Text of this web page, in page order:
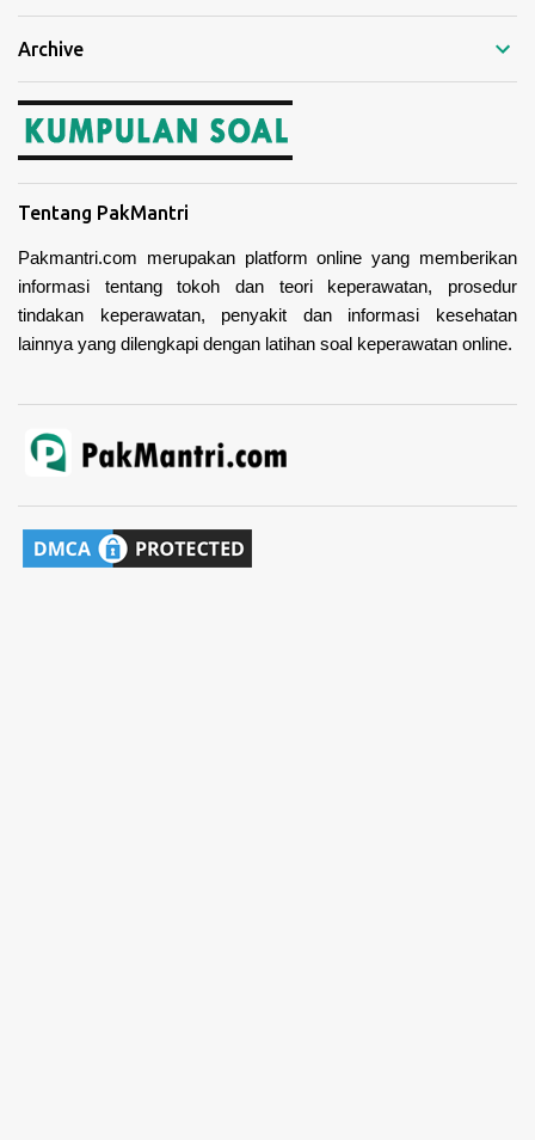
Archive
Tentang PakMantri
Pakmantri.com merupakan platform online yang memberikan
informasi tentang tokoh dan teori keperawatan, prosedur
tindakan keperawatan, penyakit dan informasi kesehatan
lainnya yang dilengkapi dengan latihan soal keperawatan online.